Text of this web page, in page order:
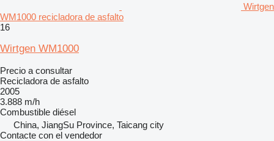
Wirtgen
WM1000 recicladora de asfalto
16
Wirtgen WM1000
Precio a consultar
Recicladora de asfalto
2005
3.888 m/h
Combustible diésel
China, JiangSu Province, Taicang city
Contacte con el vendedor